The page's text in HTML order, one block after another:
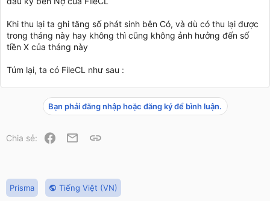
Khi thu lại ta ghi tăng số phát sinh bên Có, và dù có thu lại được
trong tháng này hay không thì cũng không ảnh hưởng đến số
tiền X của tháng này
Túm lại, ta có FileCL như sau :
Bạn phải đăng nhập hoặc đăng ký để bình luận.
Chia sẻ: Facebook
Email
Prisma Tiếng Việt (VN)